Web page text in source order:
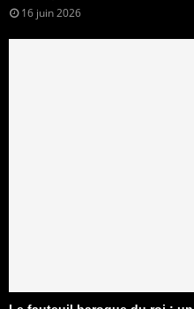
16 juin 2026